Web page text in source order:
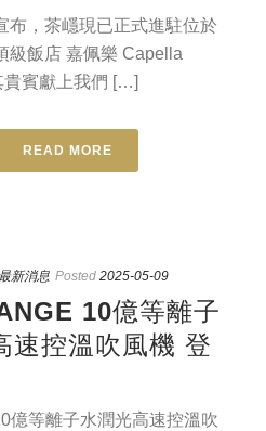
布，茶嶾現已正式進駐位於
級飯店 嘉佩樂 Capella
貴賓獻上我們 […]
READ MORE
新消息 Posted 2025-05-09
10億等離子
速控溫吹風機 登
億等離子水潤光高速控溫吹